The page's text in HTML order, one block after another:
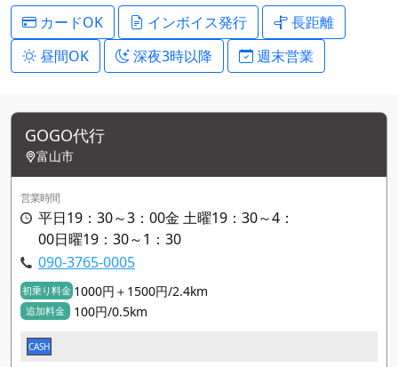
カードOK インボイス発行
長距離
昼間OK
深夜3時以降 週末営業
GOGO代行
富山市
営業時間
平日19：30～3：00金 土曜19：30～4：
00日曜19：30～1：30
090-3765-0005
初乗り料金 1000円＋1500円/2.4km
追加料金 100円/0.5km
CASH